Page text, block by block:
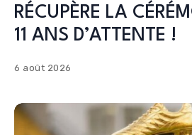
RÉCUPÈRE LA
11 ANS D’ATTENTE !
6 août 2026